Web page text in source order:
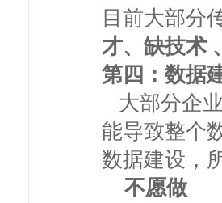
目前大部分
才、缺技术
第四：数据
大部分企
能导致整个
数据建设，
不愿做